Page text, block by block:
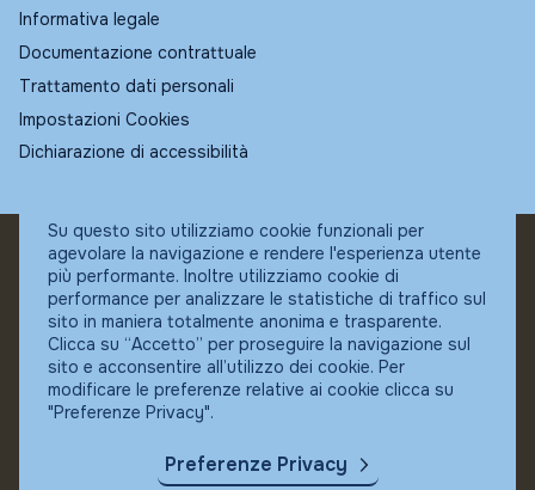
Informativa legale
Documentazione contrattuale
Trattamento dati personali
Impostazioni Cookies
Dichiarazione di accessibilità
© Fundstore
Collocatore autorizzato:
Banca Ifigest SpA
P.Iva: 04337180485
Su questo sito utilizziamo cookie funzionali per
agevolare la navigazione e rendere l'esperienza utente
più performante. Inoltre utilizziamo cookie di
performance per analizzare le statistiche di traffico sul
sito in maniera totalmente anonima e trasparente.
Clicca su “Accetto” per proseguire la navigazione sul
sito e acconsentire all’utilizzo dei cookie. Per
modificare le preferenze relative ai cookie clicca su
"Preferenze Privacy".
Preferenze Privacy